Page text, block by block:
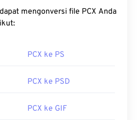
mengonversi file PCX Anda
PCX ke PS
PCX ke PSD
PCX ke GIF